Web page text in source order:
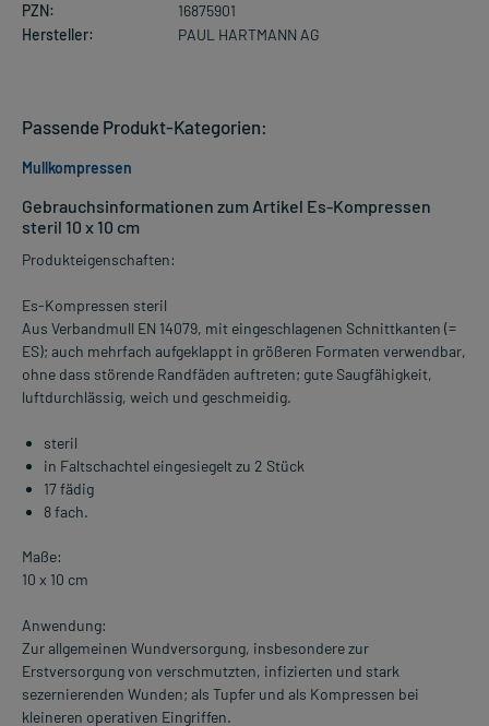
PZN:
16875901
Hersteller:
PAUL HARTMANN AG
Gebrauchsinformationen zum Artikel Es-Kompressen
steril 10 x 10 cm
Produkteigenschaften:
Es-Kompressen steril
Aus Verbandmull EN 14079, mit eingeschlagenen Schnittkanten (=
ES); auch mehrfach aufgeklappt in größeren Formaten verwendbar,
ohne dass störende Randfäden auftreten; gute Saugfähigkeit,
luftdurchlässig, weich und geschmeidig.
steril
in Faltschachtel eingesiegelt zu 2 Stück
17 fädig
8 fach.
Maße:
10 x 10 cm
Anwendung:
Zur allgemeinen Wundversorgung, insbesondere zur
Erstversorgung von verschmutzten, infizierten und stark
sezernierenden Wunden; als Tupfer und als Kompressen bei
kleineren operativen Eingriffen.
Passende Produkt-Kategorien:
Mullkompressen